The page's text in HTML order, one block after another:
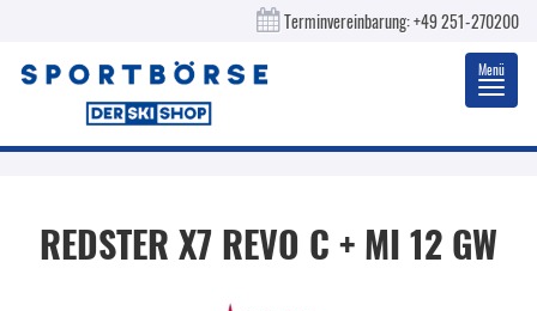
Terminvereinbarung:+49 251-270200
Menü
REDSTER X7 REVO C + MI 12 GW